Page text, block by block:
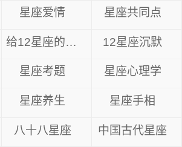
星座爱情 星座共同点
给12星座的14句心里话 12星座沉默
星座考题 星座心理学
星座养生 星座手相
八十八星座 中国古代星座